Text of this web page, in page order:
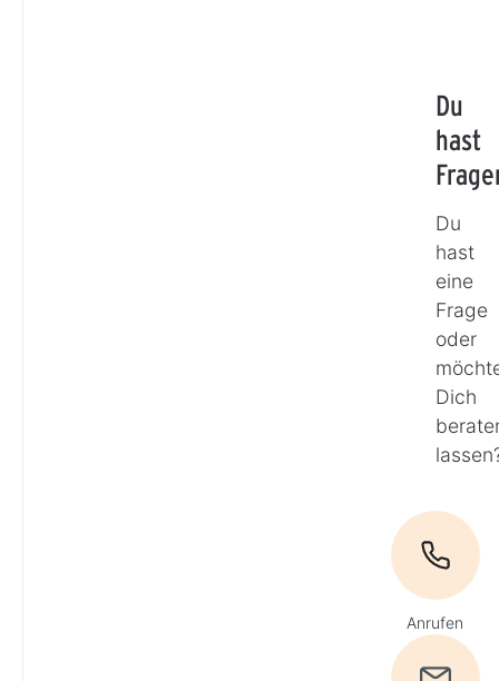
Du
hast
Du
hast
eine
Frage
oder
Dich
Anrufen